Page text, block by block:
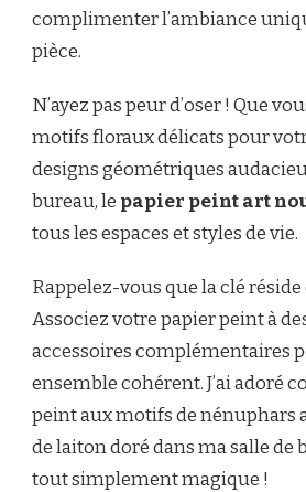
complimenter l’ambiance
pièce.
N’ayez pas peur d’oser ! Que
motifs floraux délicats pour
designs géométriques
bureau, le papier peint art
tous les espaces et styles de vie.
Rappelez-vous que la clé
Associez votre papier peint à
accessoires complémentaires
ensemble cohérent. J’ai adoré
peint aux motifs de nénuphars
de laiton doré dans ma salle de
tout simplement magique !